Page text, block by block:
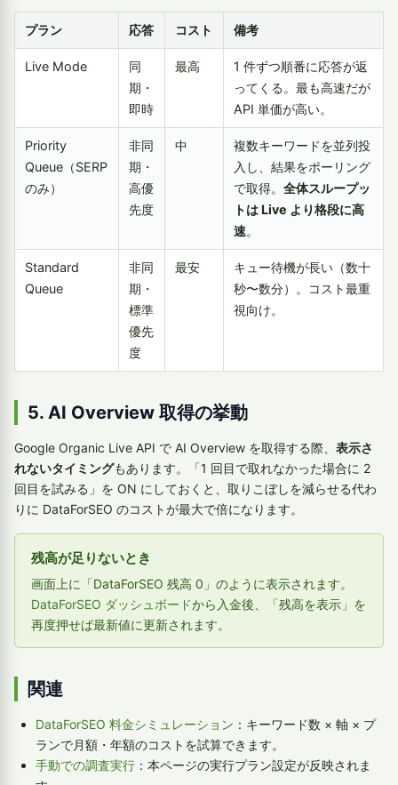
プラン 応答 コスト 備考
Live Mode
同
期・
即時
最高
1 件ずつ順番に応答が返
ってくる。最も高速だが
API 単価が高い。
Priority
Queue（SERP
のみ）
非同
期・
高優
先度
中
複数キーワードを並列投
入し、結果をポーリング
で取得。全体スループッ
トは Live より格段に高
速。
Standard
Queue
非同
期・
標準
優先
度
最安
キュー待機が長い（数十
秒〜数分）。コスト最重
視向け。
5. AI Overview 取得の挙動
Google Organic Live API で AI Overview を取得する際、 表示さ
れないタイミングもあります。「1 回目で取れなかった場合に 2
回目を試みる」を ON にしておくと、取りこぼしを減らせる代わ
りに DataForSEO のコストが最大で倍になります。
残高が足りないとき
画面上に「DataForSEO 残高 0」のように表示されます。
DataForSEO ダッシュボードから入金後、「残高を表示」を
再度押せば最新値に更新されます。
関連
DataForSEO 料金シミュレーション ：キーワード数 × 軸 × プ
ランで月額・年額のコストを試算できます。
手動での調査実行 ：本ページの実行プラン設定が反映されま